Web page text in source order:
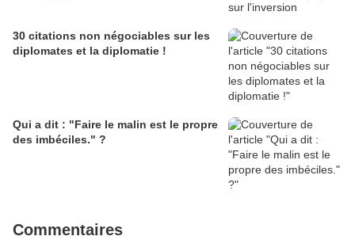
30 citations non négociables sur les
diplomates et la diplomatie !
Qui a dit : "Faire le malin est le propre
des imbéciles." ?
Commentaires